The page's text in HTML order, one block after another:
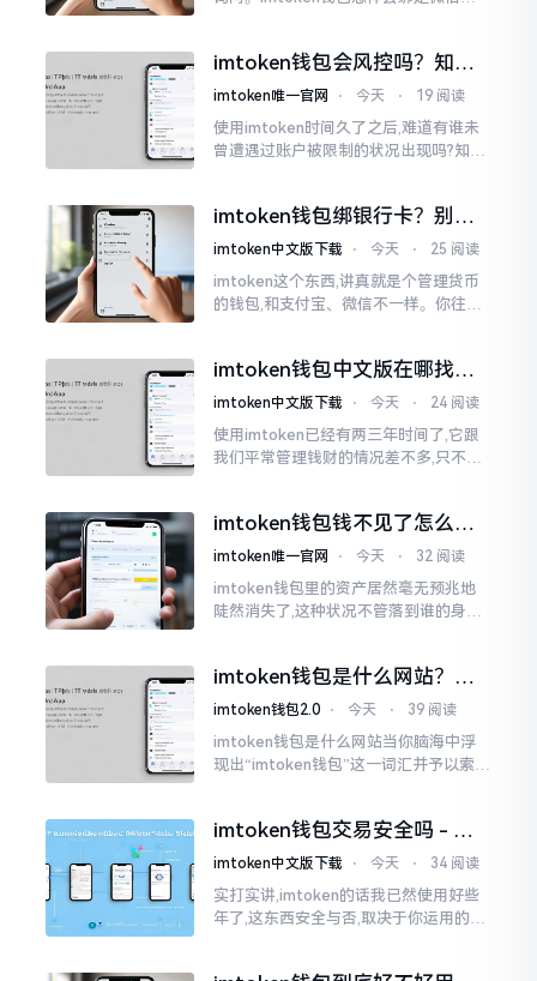
试。随后予以明晰
imtoken钱包会风控吗？知乎
上的说法靠不靠谱，老币民告
imtoken唯一官网 ⋅ 今天 ⋅ 19 阅读
使用imtoken时间久了之后,难道有谁未
曾遭遇过账户被限制的状况出现吗?知乎
制。
imtoken钱包绑银行卡？别折
腾了，真相是这样的
imtoken中文版下载 ⋅ 今天 ⋅ 25 阅读
imtoken这个东西,讲真就是个管理货币
的钱包,和支付宝、微信不一样。你往里
imtoken钱包中文版在哪找？
老手教你避坑
imtoken中文版下载 ⋅ 今天 ⋅ 24 阅读
使用imtoken已经有两三年时间了,它跟
我们平常管理钱财的情况差不多,只不过
许许多多的链接
imtoken钱包钱不见了怎么
办？老用户手把手教你找回
imtoken唯一官网 ⋅ 今天 ⋅ 32 阅读
imtoken钱包里的资产居然毫无预兆地
陡然消失了,这种状况不管落到谁的身上,
打开钱包查看时
imtoken钱包是什么网站？一
文说清楚这玩意
imtoken钱包2.0 ⋅ 今天 ⋅ 39 阅读
imtoken钱包是什么网站当你脑海中浮
现出“imtoken钱包”这一词汇并予以索求
我也曾短暂错愕
imtoken钱包交易安全吗 - 老
用户的一些心里话
imtoken中文版下载 ⋅ 今天 ⋅ 34 阅读
实打实讲,imtoken的话我已然使用好些
年了,这东西安全与否,取决于你运用的方